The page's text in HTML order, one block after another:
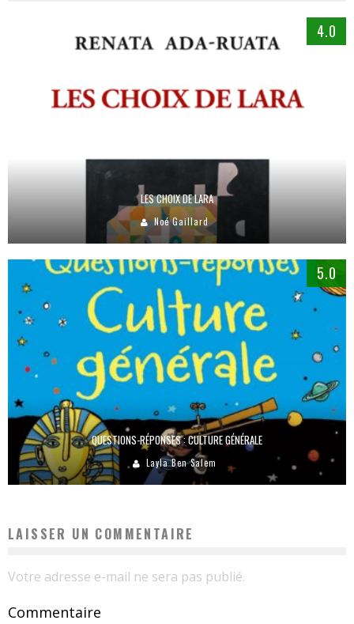
4.0
LES CHOIX DE LARA
Noé Gaillard
5.0
QUESTIONS-RÉPONSES : CULTURE GÉNÉRALE
Layla Ben Salem
LAISSER UN COMMENTAIRE
Votre adresse e-mail ne sera pas publié.
Commentaire